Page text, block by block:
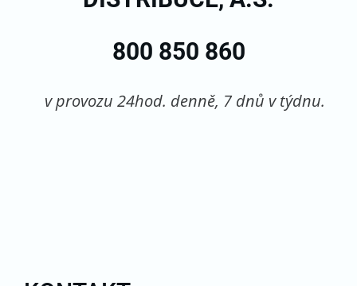
800 850 860
v provozu 24hod. denně, 7 dnů v týdnu.